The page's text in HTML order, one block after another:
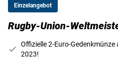
Einzelangebot
Rugby-Union-
Offizielle 2-Euro-
2023!